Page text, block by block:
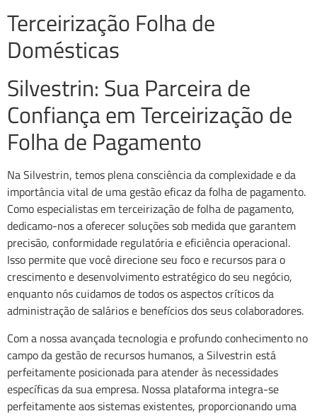
Terceirização Folha de
Domésticas
Silvestrin: Sua Parceira de
Confiança em Terceirização de
Folha de Pagamento
Na Silvestrin, temos plena consciência da complexidade e da
importância vital de uma gestão eficaz da folha de pagamento.
Como especialistas em terceirização de folha de pagamento,
dedicamo-nos a oferecer soluções sob medida que garantem
precisão, conformidade regulatória e eficiência operacional.
Isso permite que você direcione seu foco e recursos para o
crescimento e desenvolvimento estratégico do seu negócio,
enquanto nós cuidamos de todos os aspectos críticos da
administração de salários e benefícios dos seus colaboradores.
Com a nossa avançada tecnologia e profundo conhecimento no
campo da gestão de recursos humanos, a Silvestrin está
perfeitamente posicionada para atender às necessidades
específicas da sua empresa. Nossa plataforma integra-se
perfeitamente aos sistemas existentes, proporcionando uma